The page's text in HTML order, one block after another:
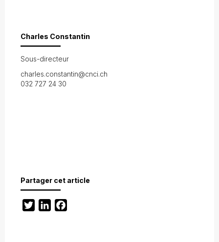
Charles Constantin
Sous-directeur
charles.constantin@cnci.ch
032 727 24 30
Partager cet article
TwitterLinkedIn